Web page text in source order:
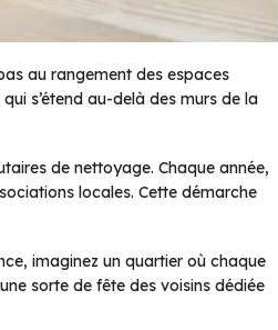
au rangement des espaces
s’étend au-delà des murs de la
de nettoyage. Chaque année,
locales. Cette démarche
imaginez un quartier où chaque
sorte de fête des voisins dédiée